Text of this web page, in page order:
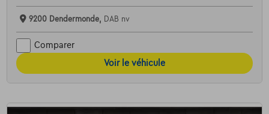
9200 Dendermonde, DAB nv
Comparer
Voir le véhicule